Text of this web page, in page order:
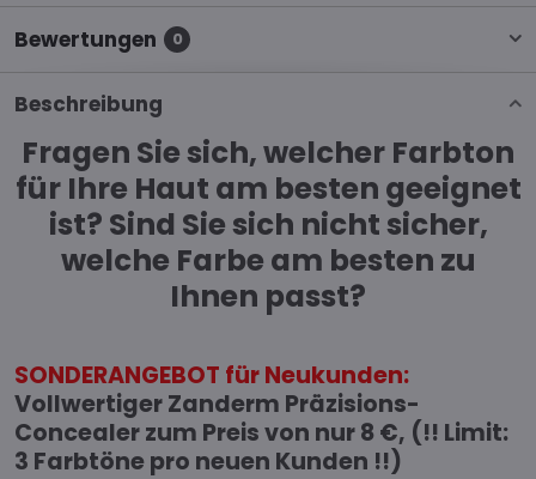
Beschreibung
Fragen Sie sich, welcher Farbton
für Ihre Haut am besten geeignet
ist? Sind Sie sich nicht sicher,
welche Farbe am besten zu
Ihnen passt?
SONDERANGEBOT für Neukunden:
Vollwertiger Zanderm Präzisions-
Concealer zum Preis von nur 8 €, (!! Limit:
3 Farbtöne pro neuen Kunden !!)
Bewertungen 0